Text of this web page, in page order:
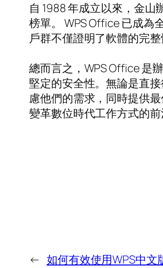
自 1988 年成立以來，金
榜單。 WPS Office 已成為
戶群不僅證明了軟體的完
總而言之，WPS Office 是
堅定的安全性。無論是直
慮他們的需求，同時提供
變革數位時代工作方式的
← 如何有效使用WPS中文